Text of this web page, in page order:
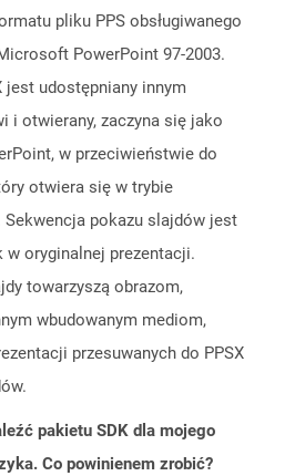
pliku PPS obsługiwanego
PowerPoint 97-2003.
jest udostępniany innym
i otwierany, zaczyna się jako
w przeciwieństwie do
otwiera się w trybie
Sekwencja pokazu slajdów jest
w oryginalnej prezentacji.
towarzyszą obrazom,
wbudowanym mediom,
przesuwanych do PPSX
pakietu SDK dla mojego
Co powinienem zrobić?